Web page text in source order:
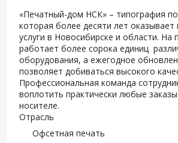
«Печатный-дом НСК» – типография
которая более десяти лет оказывает
услуги в Новосибирске и области. На
работает более сорока единиц
оборудования, а ежегодное
позволяет добиваться высокого
Профессиональная команда
воплотить практически любые
носителе.
Отрасль
Офсетная печать